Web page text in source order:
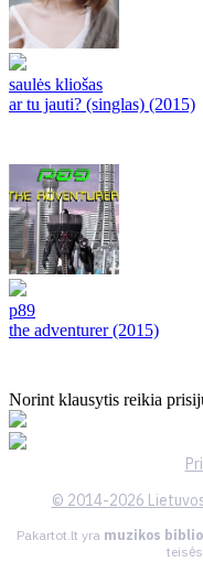
saulės kliošas
ar tu jauti? (singlas) (2015)
p89
the adventurer (2015)
Norint klausytis reikia
© 2014-2026
Pakartot.lt yra muzikos